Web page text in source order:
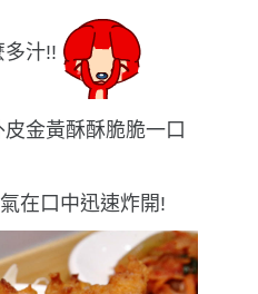
多汁!!
金黃酥酥脆脆一口
在口中迅速炸開!